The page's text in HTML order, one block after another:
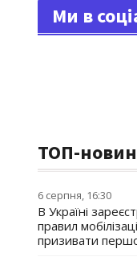
Ми в
ТОП-
6 серпня, 16:30
В Україні
правил
призивати